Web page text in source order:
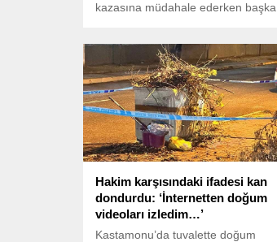
kazasına müdahale ederken başka
şehit olan polis memuru Zeki
Bacak, memleketi Uşak’ta
gözyaşlarıyla toprağa verildi.
Hakim karşısındaki ifadesi kan
dondurdu: ‘İnternetten doğum
videoları izledim…’
Kastamonu’da tuvalette doğum